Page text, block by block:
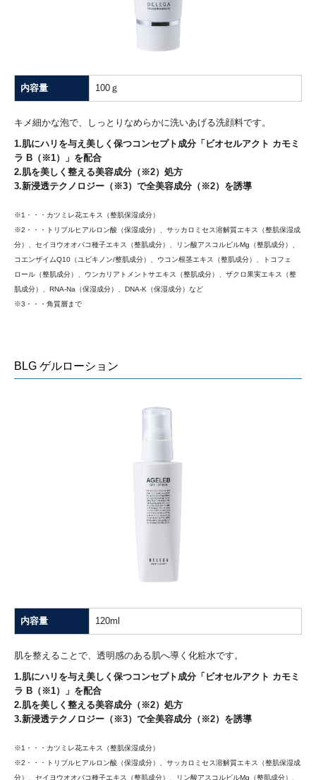
内容量 100ｇ
キメ細かな泡で、しっとりなめらかに洗いあげる洗顔料です。
1.肌にハリを与え美しく保つコンセプト成分「ビオセルアクト カモミ
ラ B（※1）」を配合
2.肌を美しく整える美容成分（※2）処方
3.新浸透テクノロジー（※3）で全美容成分（※2）を誘導
※1・・・カツミレ花エキス（整肌保湿成分）
※2・・・トリプルヒアルロン酸（保湿成分）、サッカロミセス溶解質エキス（整肌保湿成
分）、セイヨウオオバコ種子エキス（整肌成分）、リン酸アスコルビルMg（整肌成分）、
コエンザイムQ10（ユビキノン/整肌成分）、ウコン根茎エキス（整肌成分）、トコフェ
ロール（整肌成分）、ウンカリアトメントサエキス（整肌成分）、ザクロ果実エキス（整
肌成分）、RNA-Na（保湿成分）、DNA-K（保湿成分）など
※3・・・角質層まで
BLG ゲルローション
内容量 120ml
肌を整えることで、透明感のある肌へ導く化粧水です。
1.肌にハリを与え美しく保つコンセプト成分「ビオセルアクト カモミ
ラ B（※1）」を配合
2.肌を美しく整える美容成分（※2）処方
3.新浸透テクノロジー（※3）で全美容成分（※2）を誘導
※1・・・カツミレ花エキス（整肌保湿成分）
※2・・・トリプルヒアルロン酸（保湿成分）、サッカロミセス溶解質エキス（整肌保湿成
分）、セイヨウオオバコ種子エキス（整肌成分）、リン酸アスコルビルMg（整肌成分）、